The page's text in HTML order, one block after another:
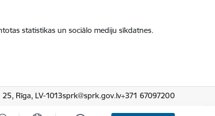
statistikas un sociālo mediju sīkdatnes.
25, Rīga, LV-1013sprk@sprk.gov.lv+371 67097200